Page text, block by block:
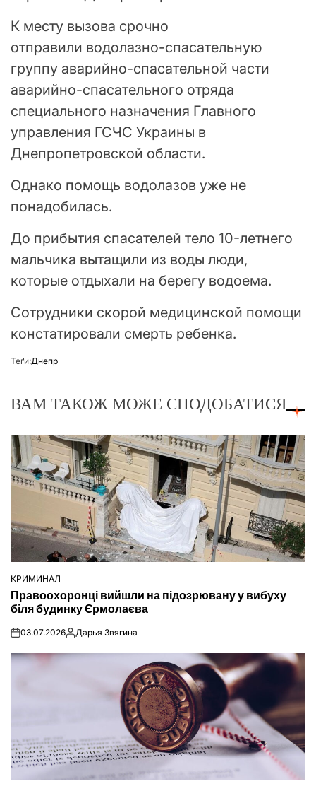
К месту вызова срочно
отправили водолазно-спасательную
группу аварийно-спасательной части
аварийно-спасательного отряда
специального назначения Главного
управления ГСЧС Украины в
Днепропетровской области.
Однако помощь водолазов уже не
понадобилась.
До прибытия спасателей тело 10-летнего
мальчика вытащили из воды люди,
которые отдыхали на берегу водоема.
Сотрудники скорой медицинской помощи
констатировали смерть ребенка.
Теґи:Днепр
ВАМ ТАКОЖ МОЖЕ СПОДОБАТИСЯ
ОПУБЛІКУВАТИ
КРИМИНАЛ
Правоохоронці вийшли на підозрювану у вибуху
біля будинку Єрмолаєва
on03.07.2026Опубліковано
Дарья Звягина